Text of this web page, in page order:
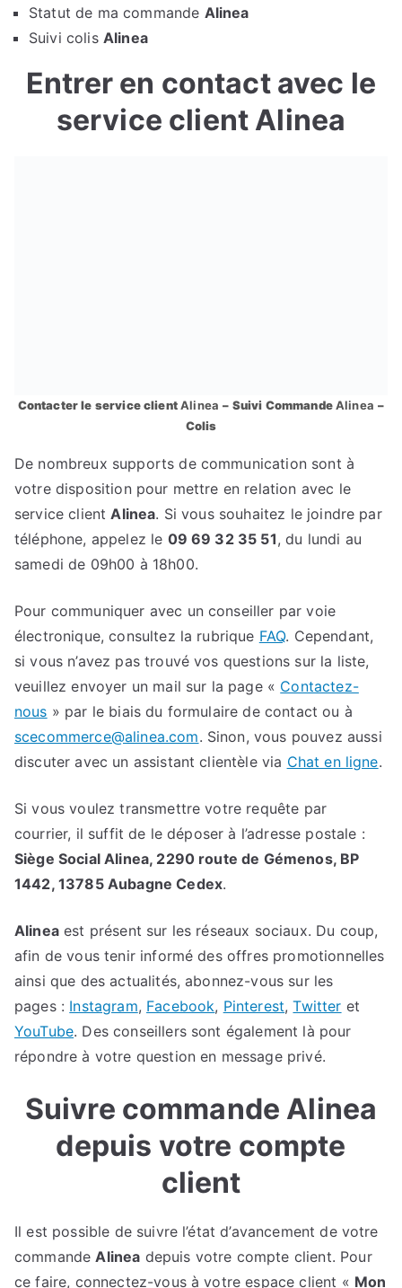
Statut de ma commande Alinea
Suivi colis Alinea
Entrer en contact avec le
service client Alinea
Contacter le service clientAlinea – Suivi CommandeAlinea –
Colis
De nombreux supports de communication sont à
votre disposition pour mettre en relation avec le
service client Alinea. Si vous souhaitez le joindre par
téléphone, appelez le 09 69 32 35 51, du lundi au
samedi de 09h00 à 18h00.
Pour communiquer avec un conseiller par voie
électronique, consultez la rubrique FAQ. Cependant,
si vous n’avez pas trouvé vos questions sur la liste,
veuillez envoyer un mail sur la page « Contactez-
nous » par le biais du formulaire de contact ou à
scecommerce@alinea.com. Sinon, vous pouvez aussi
discuter avec un assistant clientèle via Chat en ligne.
Si vous voulez transmettre votre requête par
courrier, il suffit de le déposer à l’adresse postale :
Siège Social Alinea, 2290 route de Gémenos, BP
1442, 13785 Aubagne Cedex.
Alineaest présent sur les réseaux sociaux. Du coup,
afin de vous tenir informé des offres promotionnelles
ainsi que des actualités, abonnez-vous sur les
pages : Instagram, Facebook, Pinterest,Twitter et
YouTube. Des conseillers sont également là pour
répondre à votre question en message privé.
Suivre commande Alinea
depuis votre compte
client
Il est possible de suivre l’état d’avancement de votre
commande Alinea depuis votre compte client. Pour
ce faire, connectez-vous à votre espace client « Mon